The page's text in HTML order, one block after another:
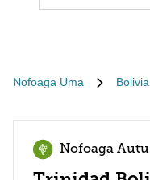
Nofoaga Uma Bolivia
Nofoaga